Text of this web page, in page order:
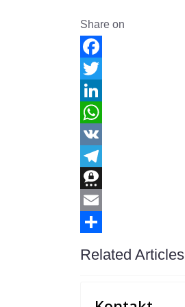
Share on
Facebook
Twitter
LinkedIn
WhatsApp
VK
Telegram
Threema
Email
Related Articles